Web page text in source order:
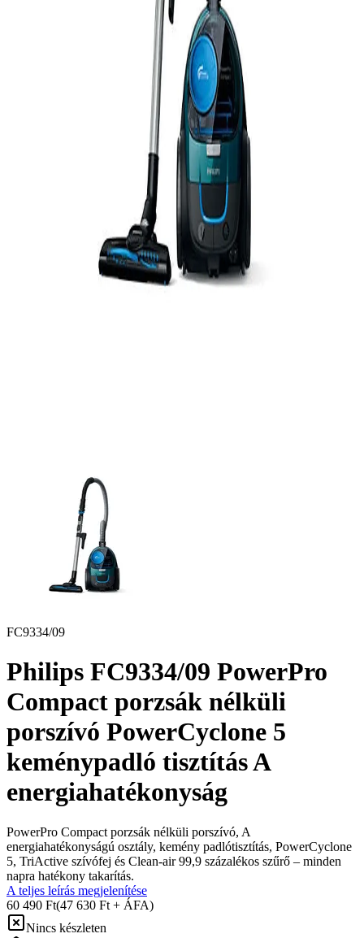
FC9334/09
Philips FC9334/09 PowerPro
Compact porzsák nélküli
porszívó PowerCyclone 5
keménypadló tisztítás A
energiahatékonyság
PowerPro Compact porzsák nélküli porszívó, A
energiahatékonyságú osztály, kemény padlótisztítás, PowerCyclone
5, TriActive szívófej és Clean-air 99,9 százalékos szűrő – minden
napra hatékony takarítás.
A teljes leírás megjelenítése
60 490 Ft(47 630 Ft + ÁFA)
Nincs készleten